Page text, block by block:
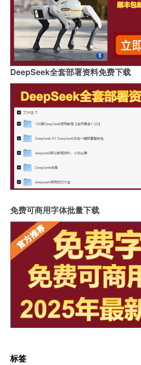
DeepSeek全套部署资料免费下载
免费可商用字体批量下载
标签